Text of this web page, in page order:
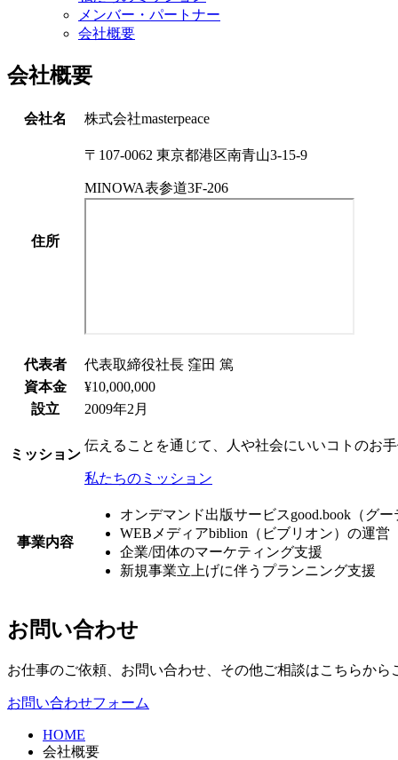
メンバー・パートナー
会社概要
会社概要
会社名 株式会社masterpeace
住所
〒107-0062 東京都港区南青山3-15-9
MINOWA表参道3F-206
代表者
代表取締役社長 窪田 篤
資本金
¥10,000,000
設立
2009年2月
ミッション
伝えることを通じて、人や社会にいいコトのお
私たちのミッション
事業内容
オンデマンド出版サービスgood.book（グ
WEBメディアbiblion（ビブリオン）の運営
企業/団体のマーケティング支援
新規事業立上げに伴うプランニング支援
お問い合わせ
お仕事のご依頼、お問い合わせ、その他ご相談はこちらから
お問い合わせフォーム
HOME
会社概要